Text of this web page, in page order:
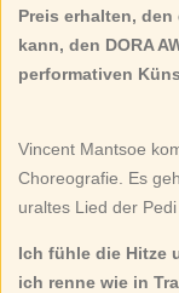
Preis erhalten,
kann, den DORA
performativen
Vincent Mantsoe
Choreografie. Es
uraltes Lied der
Ich fühle die Hitze
ich renne wie in